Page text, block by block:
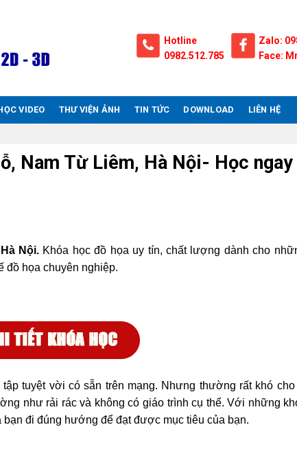
Hotline
0982.512.785
Zalo:
Face:
VIDEO THƯ VIỆN ẢNH TIN TỨC DOWNLOAD LIÊN HỆ
Nam Từ Liêm, Hà Nội- Học
Nội. Khóa học đồ họa uy tín, chất lượng dành cho
đồ họa chuyên nghiệp.
tập tuyệt vời có sẵn trên mạng. Nhưng thường rất khó
như rải rác và không có giáo trình cụ thể. Với những
đi đúng hướng để đạt được mục tiêu của bạn.